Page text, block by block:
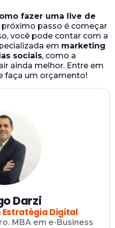
fazer uma live de
próximo passo é começar
você pode contar com a
em marketing
sociais, como a
ainda melhor. Entre em
faça um orçamento!
Darzi
Digital
MBA em e-Business